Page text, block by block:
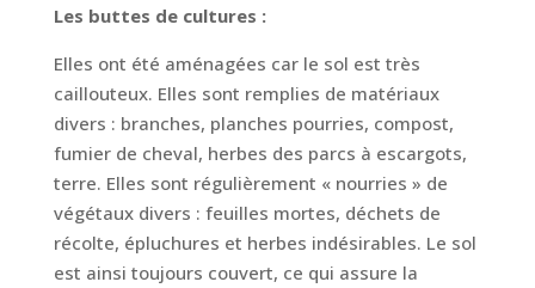
Les buttes de cultures :
Elles ont été aménagées car le sol est très
caillouteux. Elles sont remplies de matériaux
divers : branches, planches pourries, compost,
fumier de cheval, herbes des parcs à escargots,
terre. Elles sont régulièrement « nourries » de
végétaux divers : feuilles mortes, déchets de
récolte, épluchures et herbes indésirables. Le sol
est ainsi toujours couvert, ce qui assure la